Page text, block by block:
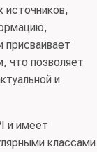
источников,
что позволяет
и
и имеет
классами